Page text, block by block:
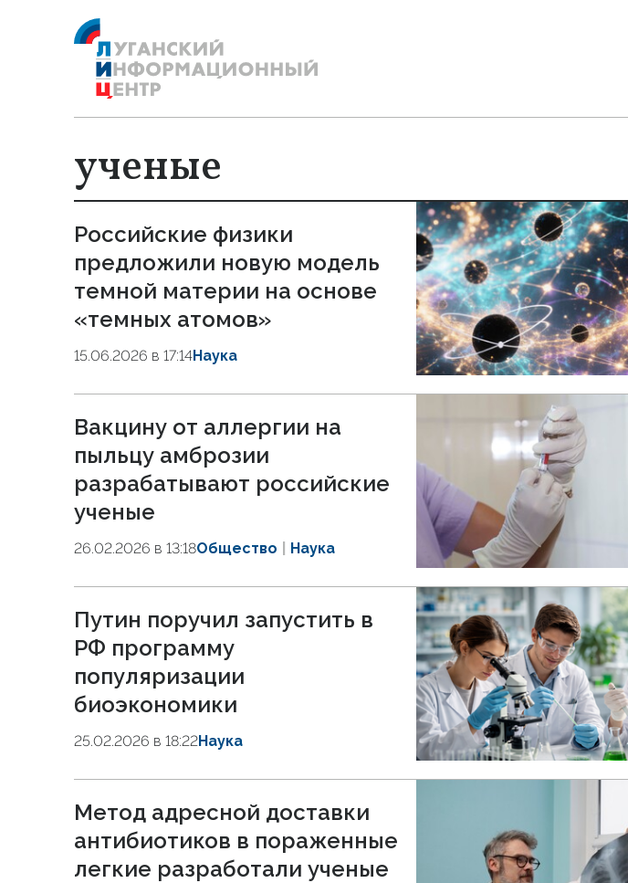
ученые
Российские физики
предложили новую модель
темной материи на основе
«темных атомов»
15.06.2026 в 17:14Наука
Вакцину от аллергии на
пыльцу амброзии
разрабатывают российские
ученые
26.02.2026 в 13:18Общество Наука
Путин поручил запустить в
РФ программу
популяризации
биоэкономики
25.02.2026 в 18:22Наука
Метод адресной доставки
антибиотиков в пораженные
легкие разработали ученые